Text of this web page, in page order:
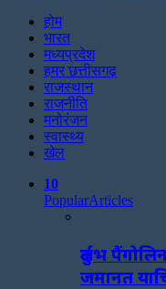
होम
भारत
मध्यप्रदेश
हमर छत्तीसगढ़
राजस्थान
राजनीति
मनोरंजन
स्वास्थ्य
खेल
10
PopularArticles
दुर्लभ
जमानत